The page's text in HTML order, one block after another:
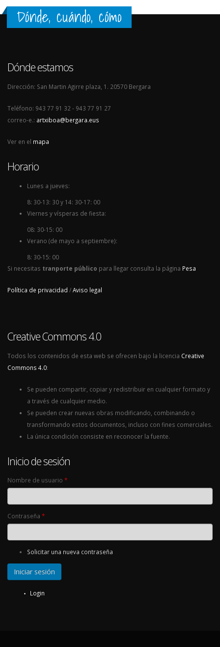
Dónde, cuándo, cómo
Dónde estamos
Dirección: San Martin Agirre plaza, 1. 20570 Bergara
Teléfono: 943 77 91 32 - 943 77 91 27
correo-e.: artxiboa@bergara.eus
Ver en el mapa
Horario
Lunes a jueves:
8: 30-13: 30 y 14: 30-17: 00
Viernes y vísperas de fiesta:
08: 30-15: 00
Verano (de mayo a septiembre):
8: 30-15: 00
Si necesitas tranporte público para llegar consulta la página Pesa
Política de privacidad /Aviso legal
Creative Commons 4.0
Todos los contenidos de esta web se ofrecen bajo la licencia Creative
Commons 4.0:
Se pueden compartir, copiar y redistribuir en cualquier formato y
a través de cualquier medio.
Se pueden crear nuevas obras modificando, combinando o
transformando estos documentos, incluso con fines comerciales.
La única condición consiste en reconocer la fuente.
Inicio de sesión
Nombre de usuario *
Contraseña *
Solicitar una nueva contraseña
Login